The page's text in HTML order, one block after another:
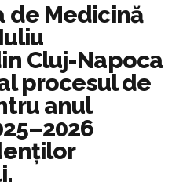
de Medicină
Cluj-Napoca
procesul de
anul